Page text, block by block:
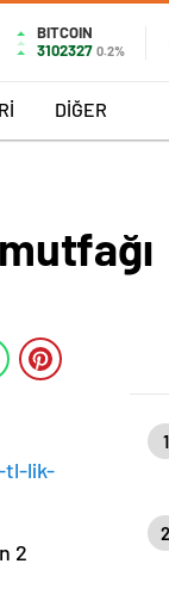
BITCOIN
3102327 0.2%
DİĞER
tl-lik-
2
1
2